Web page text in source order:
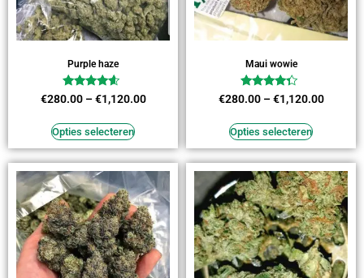
Purple haze
Waardering
4.36
€280.00–€1,120.00
Opties selecteren
Maui wowie
Waardering
4.09
€280.00–€1,120.00
Opties selecteren